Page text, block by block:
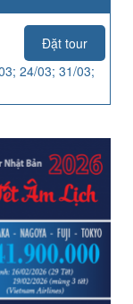
Đặt tour
24/03; 31/03;